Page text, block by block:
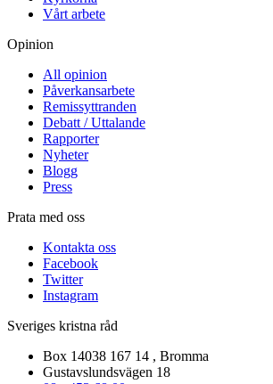
Vårt arbete
Opinion
All opinion
Påverkansarbete
Remissyttranden
Debatt / Uttalande
Rapporter
Nyheter
Blogg
Press
Prata med oss
Kontakta oss
Facebook
Twitter
Instagram
Sveriges kristna råd
Box 14038 167 14 , Bromma
Gustavslundsvägen 18